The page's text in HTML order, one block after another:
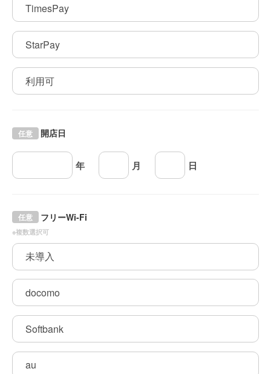
TimesPay
StarPay
利用可
開店日
任意
年 月 日
フリーWi-Fi
任意
※複数選択可
未導入
docomo
Softbank
au